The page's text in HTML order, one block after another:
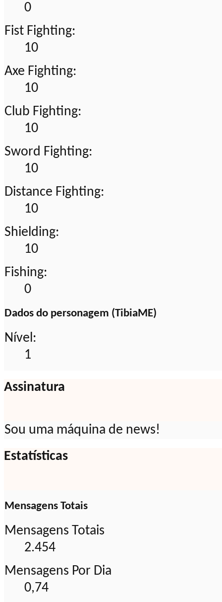
0
Fist Fighting:
10
Axe Fighting:
10
Club Fighting:
10
Sword Fighting:
10
Distance Fighting:
10
Shielding:
10
Fishing:
0
Dados do personagem (TibiaME)
Nível:
1
Assinatura
Sou uma máquina de news!
Estatísticas
Mensagens Totais
Mensagens Totais
2.454
Mensagens Por Dia
0,74